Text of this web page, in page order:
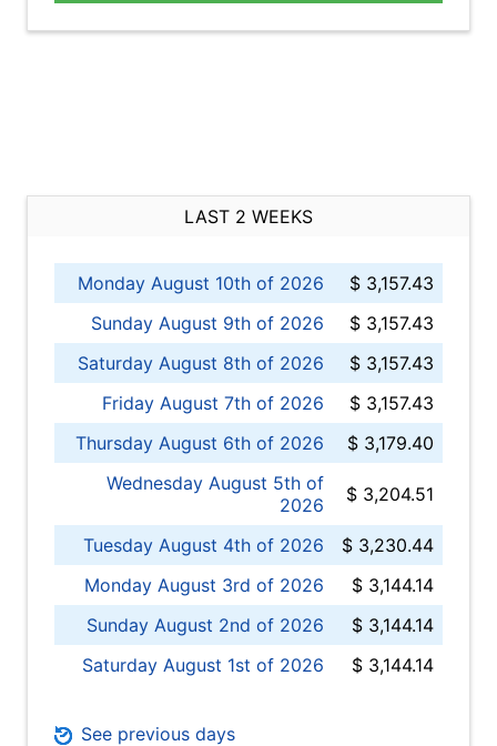
LAST 2 WEEKS
Monday August 10th of 2026
$ 3,157.43
Sunday August 9th of 2026
$ 3,157.43
Saturday August 8th of 2026
$ 3,157.43
Friday August 7th of 2026
$ 3,157.43
Thursday August 6th of 2026
$ 3,179.40
Wednesday August 5th of
2026
$ 3,204.51
Tuesday August 4th of 2026
$ 3,230.44
Monday August 3rd of 2026
$ 3,144.14
Sunday August 2nd of 2026
$ 3,144.14
Saturday August 1st of 2026
$ 3,144.14
See previous days